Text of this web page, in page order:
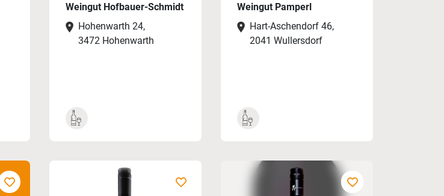
Weingut Hofbauer-Schmidt
Hohenwarth 24,
3472 Hohenwarth
Weingut Pamperl
Hart-Aschendorf 46,
2041 Wullersdorf